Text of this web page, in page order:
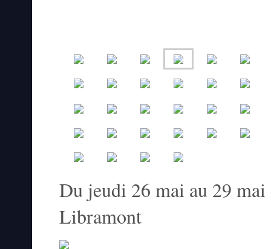
Du jeudi 26 mai au 29 mai
Libramont